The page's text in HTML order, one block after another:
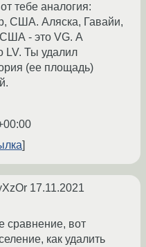
тебе аналогия:
США. Аляска, Гавайи,
США - это VG. А
LV. Ты удалил
(ее площадь)
17.11.2021
сравнение, вот
как удалить